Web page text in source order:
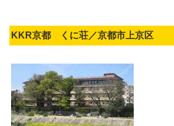
KKR京都 くに荘／京都市上京区